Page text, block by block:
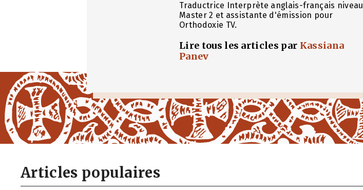
Traductrice Interprète anglais-français niveau
Master 2 et assistante d'émission pour
Orthodoxie TV.
Lire tous les articles par Kassiana
Panev
Articles populaires